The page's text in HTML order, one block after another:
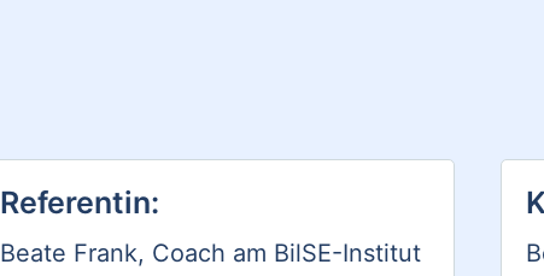
Referentin:
Beate Frank, Coach am BilSE-Institut